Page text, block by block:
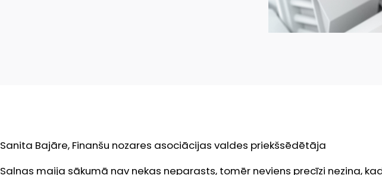
Sanita Bajāre, Finanšu nozares asociācijas valdes priekšsēdētāja
Salnas maija sākumā nav nekas neparasts, tomēr neviens precīzi nezina,